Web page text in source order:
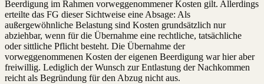
Beerdigung im Rahmen vorweggenommener Kosten gilt. Allerdings
erteilte das FG dieser Sichtweise eine Absage: Als
außergewöhnliche Belastung sind Kosten grundsätzlich nur
abziehbar, wenn für die Übernahme eine rechtliche, tatsächliche
oder sittliche Pflicht besteht. Die Übernahme der
vorweggenommenen Kosten der eigenen Beerdigung war hier aber
freiwillig. Lediglich der Wunsch zur Entlastung der Nachkommen
reicht als Begründung für den Abzug nicht aus.